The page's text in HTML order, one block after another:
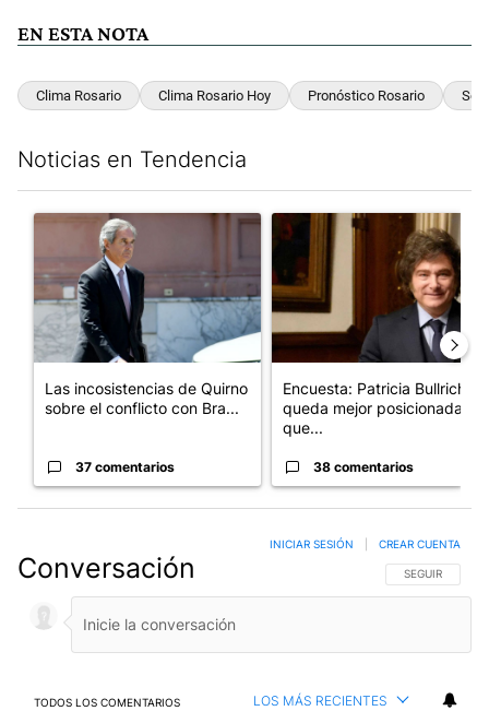
EN ESTA NOTA
Clima Rosario Clima Rosario Hoy Pronóstico Rosario
Noticias en Tendencia
Un artículo de tendencia con el título "Las incosistencias de
Las incosistencias de Quirno
sobre el conflicto con Bra...
37 comentarios
Un artículo de tendencia con
Encuesta: Patricia Bullrich
queda mejor posicionada
que...
38 comentarios
Conversación SIGA ESTA
SEGUIR
INICIAR SESIÓN CREAR CUENTA
TODOS LOS COMENTARIOS LOS MÁS RECIENTES